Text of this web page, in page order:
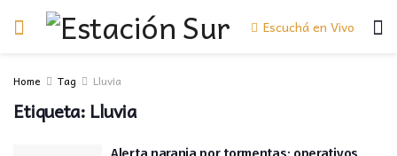
Escuchá en Vivo
Home Tag Lluvia
Etiqueta:Lluvia